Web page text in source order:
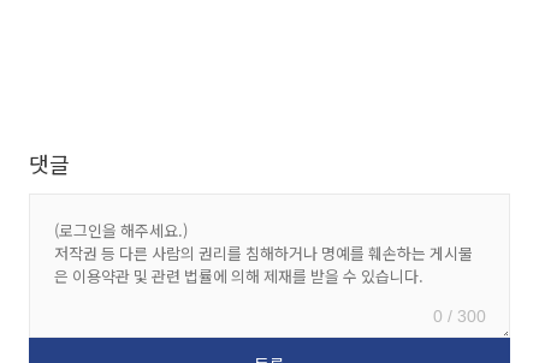
댓글
0 / 300